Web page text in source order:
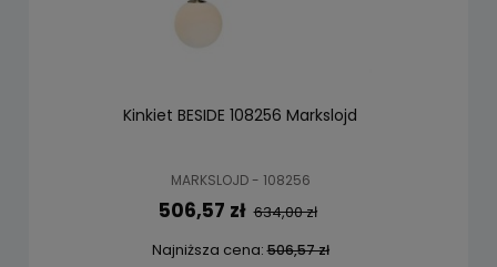
Kinkiet BESIDE 108256 Markslojd
MARKSLOJD - 108256
506,57 zł 634,00 zł
Najniższa cena:506,57 zł